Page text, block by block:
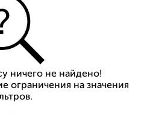
ничего не найдено!
ограничения на значения